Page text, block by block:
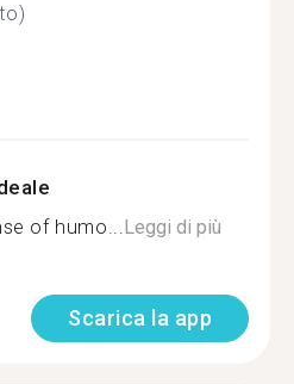
of humo...Leggi di più
Scarica la app